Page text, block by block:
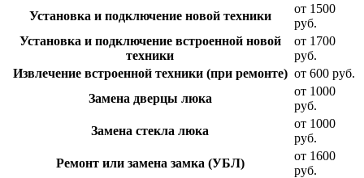
Установка и подключение новой техники
от 1500
руб.
Установка и подключение встроенной новой
техники
от 1700
руб.
Извлечение встроенной техники (при ремонте) от 600 руб.
Замена дверцы люка
от 1000
руб.
Замена стекла люка
от 1000
руб.
Ремонт или замена замка (УБЛ)
от 1600
руб.